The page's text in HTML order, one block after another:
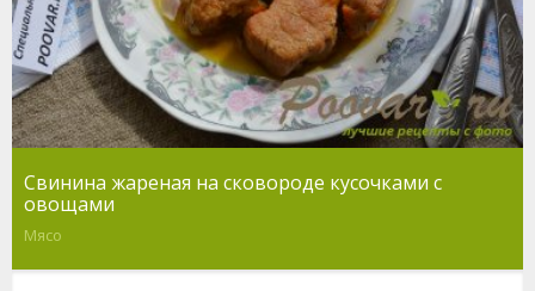
Свинина жареная на сковороде кусочками с
овощами
Мясо